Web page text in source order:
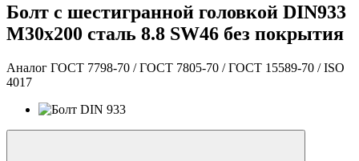
Болт с шестигранной головкой DIN933
М30х200 сталь 8.8 SW46 без покрытия
Аналог ГОСТ 7798-70 / ГОСТ 7805-70 / ГОСТ 15589-70 / ISO
4017